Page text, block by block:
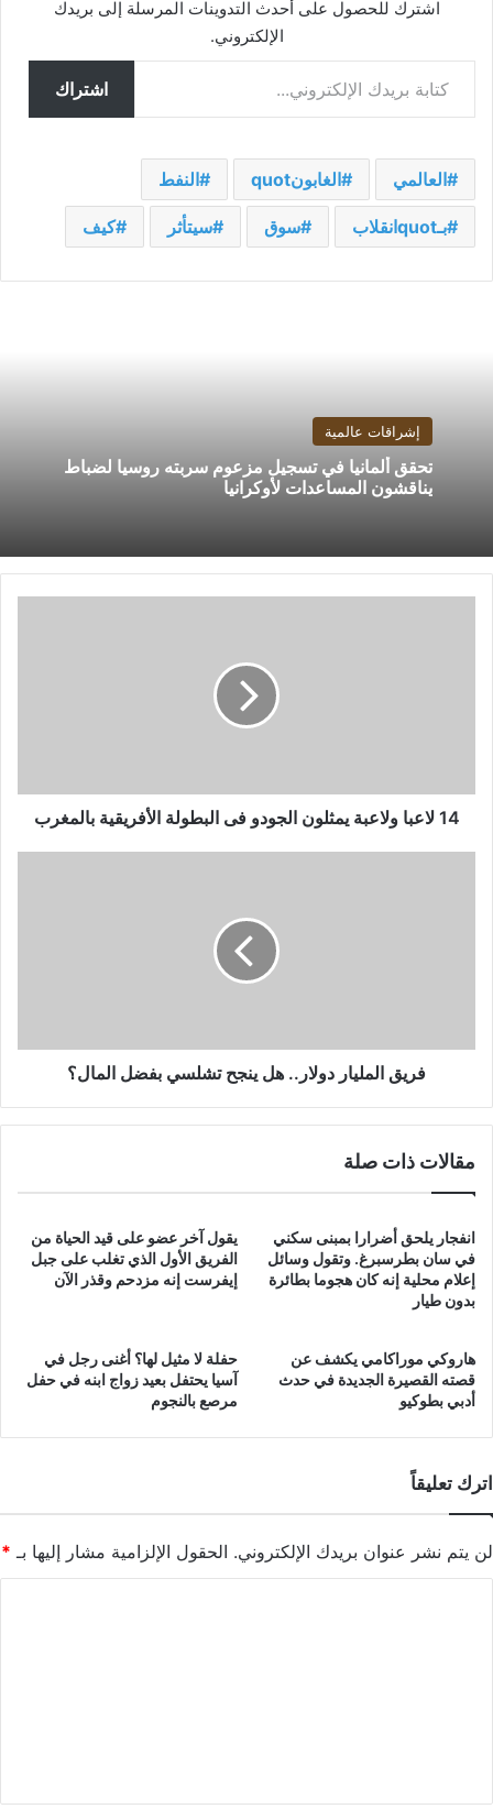
اشترك للحصول على أحدث التدوينات المرسلة إلى بريدك
الإلكتروني.
كتابة بريدك الإلكتروني...
اشتراك
العالمي الغابونquot النفط
بـquotانقلاب سوق سيتأثر كيف
إشراقات عالمية
تحقق ألمانيا في تسجيل مزعوم سربته روسيا لضباط
يناقشون المساعدات لأوكرانيا
بالمغرب
14 لاعبا ولاعبة يمثلون الجودو فى البطولة الأفريقية بالمغرب
فريق المليار دولار.. هل ينجح تشلسي بفضل المال؟
مقالات ذات صلة
انفجار يلحق أضرارا بمبنى سكني
في سان بطرسبرغ. وتقول وسائل
إعلام محلية إنه كان هجوما بطائرة
بدون طيار
يقول آخر عضو على قيد الحياة من
الفريق الأول الذي تغلب على جبل
إيفرست إنه مزدحم وقذر الآن
هاروكي موراكامي يكشف عن
قصته القصيرة الجديدة في حدث
أدبي بطوكيو
حفلة لا مثيل لها؟ أغنى رجل في
آسيا يحتفل بعيد زواج ابنه في حفل
مرصع بالنجوم
اترك تعليقاً
لن يتم نشر عنوان بريدك الإلكتروني. الحقول الإلزامية مشار إليها بـ *